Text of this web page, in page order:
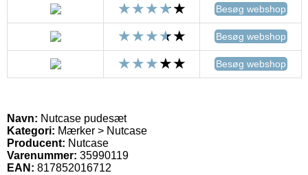
Besøg webshop
Besøg webshop
Besøg webshop
Navn: Nutcase pudesæt
Kategori: Mærker > Nutcase
Producent: Nutcase
Varenummer: 35990119
EAN: 817852016712